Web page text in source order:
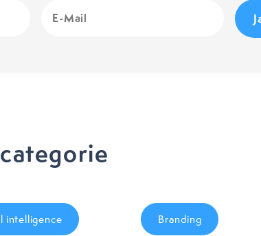
Mail
intelligence Branding